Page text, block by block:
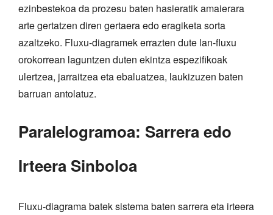
ezinbestekoa da prozesu baten hasieratik amaierara
arte gertatzen diren gertaera edo eragiketa sorta
azaltzeko. Fluxu-diagramek errazten dute lan-fluxu
orokorrean laguntzen duten ekintza espezifikoak
ulertzea, jarraitzea eta ebaluatzea, laukizuzen baten
barruan antolatuz.
Paralelogramoa: Sarrera edo
Irteera Sinboloa
Fluxu-diagrama batek sistema baten sarrera eta irteera